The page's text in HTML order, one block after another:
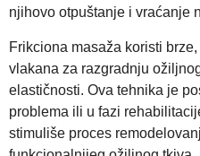
njihovo otpuštanje i vraćanje
Frikciona masaža koristi
vlakana za razgradnju
elastičnosti. Ova tehnika je
problema ili u fazi
stimuliše proces